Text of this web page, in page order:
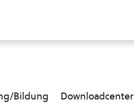
Bildung Downloadcenter